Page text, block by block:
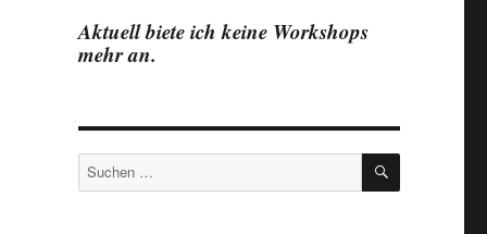
Aktuell biete ich keine Workshops
mehr an.
Suchen
nach:
SUCHEN